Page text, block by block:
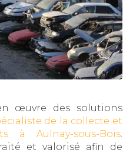
œuvre des solutions
de la collecte et
à Aulnay-sous-Bois.
et valorisé afin de